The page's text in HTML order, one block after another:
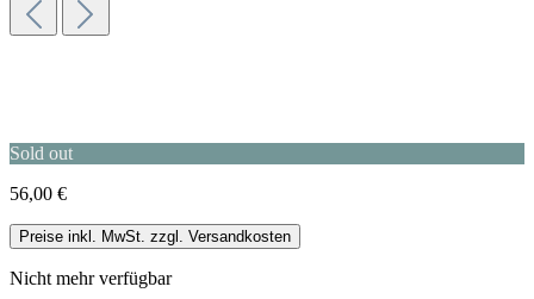
Sold out
56,00 €
Preise inkl. MwSt. zzgl. Versandkosten
Nicht mehr verfügbar